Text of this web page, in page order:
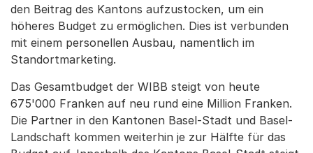
den Beitrag des Kantons aufzustocken, um ein
höheres Budget zu ermöglichen. Dies ist verbunden
mit einem personellen Ausbau, namentlich im
Standortmarketing.
Das Gesamtbudget der WIBB steigt von heute
675'000 Franken auf neu rund eine Million Franken.
Die Partner in den Kantonen Basel-Stadt und Basel-
Landschaft kommen weiterhin je zur Hälfte für das